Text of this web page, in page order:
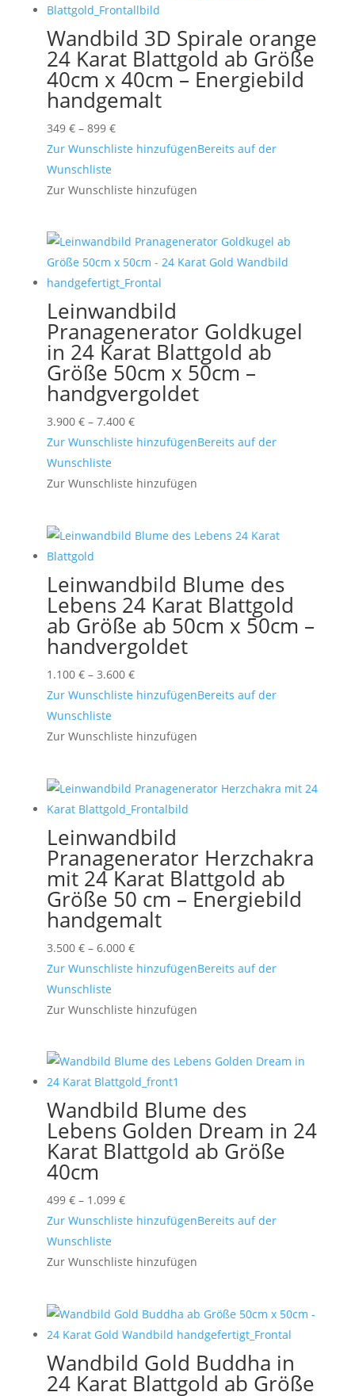
Wandbild 3D Spirale orange
24 Karat Blattgold ab Größe
40cm x 40cm – Energiebild
handgemalt
349 € – 899 €Preisspanne:
349 €
899 €
Zur Wunschliste hinzufügenBereits auf der
Wunschliste
Zur Wunschliste hinzufügen
Leinwandbild
Pranagenerator Goldkugel
in 24 Karat Blattgold ab
Größe 50cm x 50cm –
handgvergoldet
3.900 € – 7.400 €Preisspanne:
3.900 €
7.400 €
Zur Wunschliste hinzufügenBereits auf der
Wunschliste
Zur Wunschliste hinzufügen
Leinwandbild Blume des
Lebens 24 Karat Blattgold
ab Größe ab 50cm x 50cm –
handvergoldet
1.100 € – 3.600 €Preisspanne:
1.100 €
3.600 €
Zur Wunschliste hinzufügenBereits auf der
Wunschliste
Zur Wunschliste hinzufügen
Leinwandbild
Pranagenerator Herzchakra
mit 24 Karat Blattgold ab
Größe 50 cm – Energiebild
handgemalt
3.500 € – 6.000 €Preisspanne:
3.500 €
6.000 €
Zur Wunschliste hinzufügenBereits auf der
Wunschliste
Zur Wunschliste hinzufügen
Wandbild Blume des
Lebens Golden Dream in 24
Karat Blattgold ab Größe
40cm
499 € – 1.099 €Preisspanne:
499 €
1.099 €
Zur Wunschliste hinzufügenBereits auf der
Wunschliste
Zur Wunschliste hinzufügen
Wandbild Gold Buddha in
24 Karat Blattgold ab Größe